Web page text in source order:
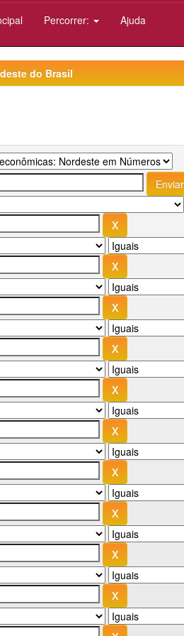
Percorrer: Ajuda
do Brasil